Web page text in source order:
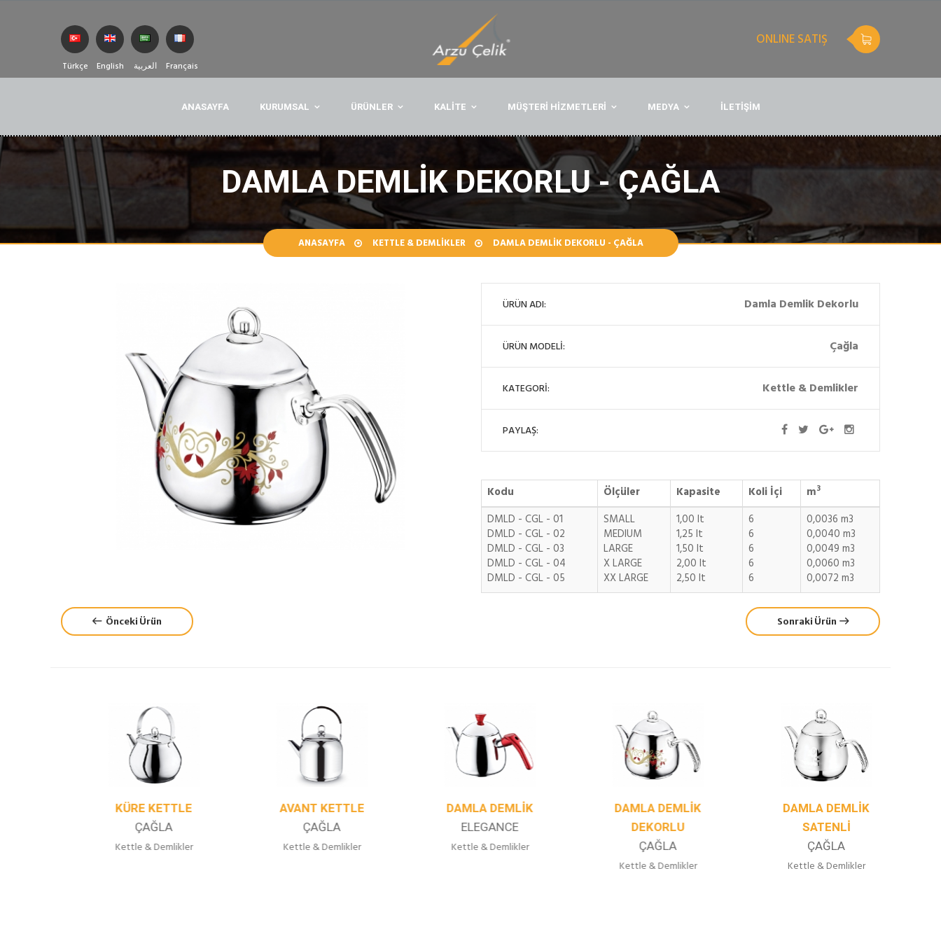
Türkçe English العربية Français
ONLINE SATIŞ
ANASAYFA KURUMSAL ÜRÜNLER KALİTE MÜŞTERİ HİZMETLERİ MEDYA İLETİŞİM
DAMLA DEMLIK DEKORLU - ÇAĞLA
ANASAYFA KETTLE & DEMLIKLER DAMLA DEMLIK DEKORLU - ÇAĞLA
ÜRÜN ADI: Damla Demlik Dekorlu
ÜRÜN MODELİ: Çağla
KATEGORİ: Kettle & Demlikler
PAYLAŞ:
Kodu Ölçüler Kapasite Koli İçi m3
DMLD - CGL - 01
DMLD - CGL - 02
DMLD - CGL - 03
DMLD - CGL - 04
DMLD - CGL - 05
SMALL
MEDIUM
LARGE
X LARGE
XX LARGE
1,00 lt
1,25 lt
1,50 lt
2,00 lt
2,50 lt
6
6
6
6
6
0,0036 m3
0,0040 m3
0,0049 m3
0,0060 m3
0,0072 m3
Önceki Ürün Sonraki Ürün
KÜRE KETTLE
ÇAĞLA
Kettle & Demlikler
AVANT KETTLE
ÇAĞLA
Kettle & Demlikler
DAMLA DEMLIK
ELEGANCE
Kettle & Demlikler
DAMLA DEMLIK
DEKORLU
ÇAĞLA
Kettle & Demlikler
DAMLA DEMLIK
SATENLI
ÇAĞLA
Kettle & Demlikler